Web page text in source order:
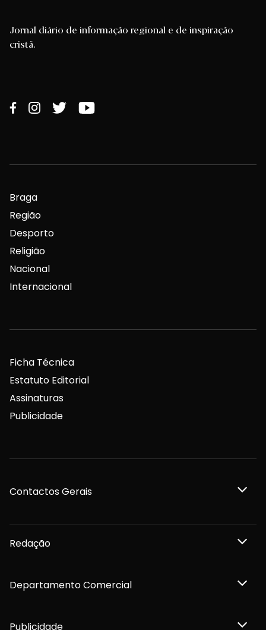
Jornal diário de informação regional e de inspiração
cristã.
Braga
Região
Desporto
Religião
Nacional
Internacional
Ficha Técnica
Estatuto Editorial
Assinaturas
Publicidade
Contactos Gerais
Redação
Departamento Comercial
Publicidade